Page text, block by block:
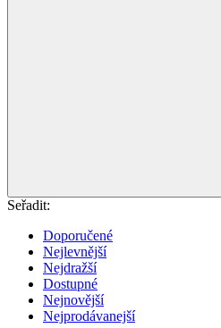
Seřadit:
Doporučené
Nejlevnější
Nejdražší
Dostupné
Nejnovější
Nejprodávanejší